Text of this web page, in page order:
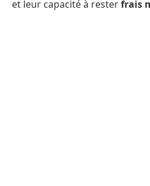
et leur capacité à resterfrais